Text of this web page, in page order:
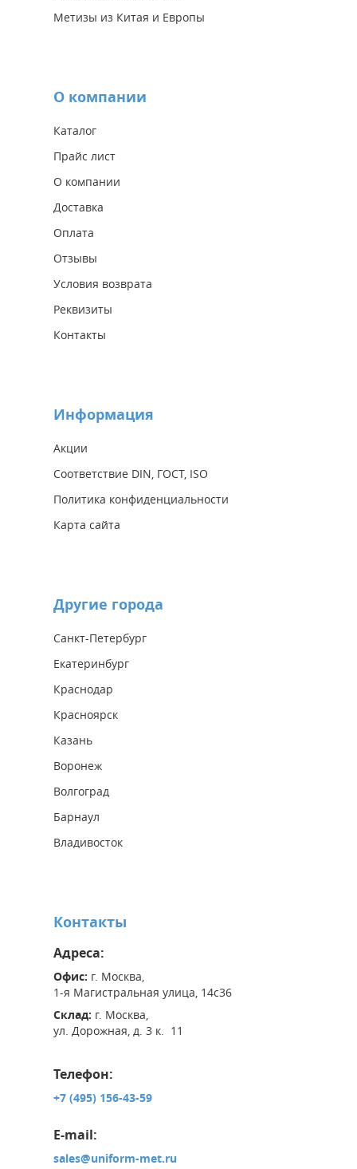
Метизы из Китая и Европы
О компании
Каталог
Прайс лист
О компании
Доставка
Оплата
Отзывы
Условия возврата
Реквизиты
Контакты
Информация
Акции
Соответствие DIN, ГОСТ, ISO
Политика конфиденциальности
Карта сайта
Другие города
Санкт-Петербург
Екатеринбург
Краснодар
Красноярск
Казань
Воронеж
Волгоград
Барнаул
Владивосток
Контакты
Адреса:
Офис: г. Москва,
1-я Магистральная улица, 14с36
Склад: г. Москва,
ул. Дорожная, д. 3 к. 11
Телефон:
+7 (495) 156-43-59
E-mail:
sales@uniform-met.ru